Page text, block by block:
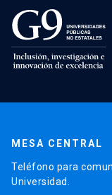
MESA CENTRAL
Teléfono para
Universidad.